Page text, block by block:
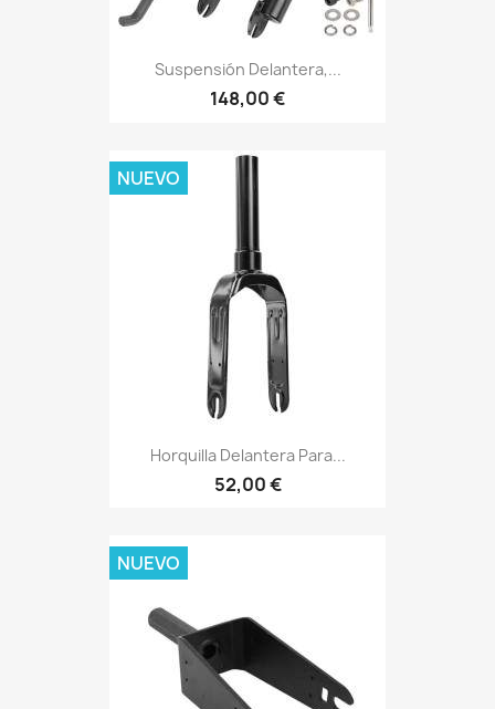
Suspensión Delantera,...
148,00 €
Horquilla Delantera Para...
52,00 €
NUEVO
NUEVO